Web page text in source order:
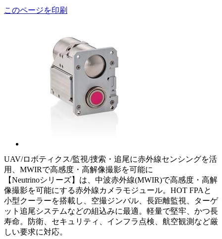
このページを印刷
UAV/ロボティクス/監視/捜索・追尾に赤外線センシングを活
用、MWIRで高感度・高解像撮影を可能に
【Neutrinoシリーズ】は、中波赤外線(MWIR)で高感度・高解
像撮影を可能にする赤外線カメラモジュール。HOT FPAと
小型クーラーを搭載し、空撮ジンバル、長距離監視、ターゲ
ット追尾システムなどの組込みに最適。軽量で堅牢、かつ長
寿命。防衛、セキュリティ、インフラ点検、航空観測など厳
しい要求に対応。